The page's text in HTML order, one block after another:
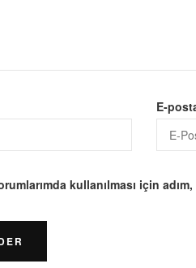
E-
kullanılması için